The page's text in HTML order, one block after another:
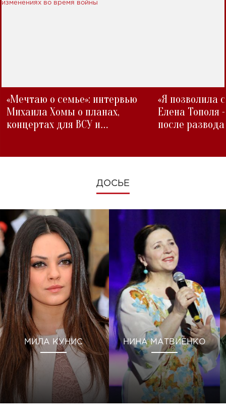
«Мечтаю о семье»: интервью
Михаила Хомы о планах,
концертах для ВСУ и
«Я позволила
Елена Тополя
после развода
ДОСЬЕ
МИЛА КУНИС НИНА МАТВИЕНКО